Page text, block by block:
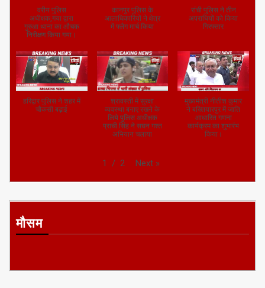
वरीय पुलिस
अधीक्षक,गया द्वारा
गुरुआ थाना का औचक
निरीक्षण किया गया।
कानपुर पुलिस के
आलाधिकारियों ने क्षेत्र
में फ्लैग मार्च किया
रांची पुलिस ने तीन
अपराधियों को किया
गिरफ्तार
हरिद्वार पुलिस ने शहर में
चौकसी बढ़ाई
श्रावस्ती में सुरक्षा
व्यवस्था बनाए रखने के
लिये पुलिस अधीक्षक
प्राची सिंह ने सघन गश्त
अभियान चलाया
मुख्यमंत्री नीतीश कुमार
ने बख्तियारपुर में जाति
आधारित गणना
कार्यक्रम का शुभारंभ
किया।
1 / 2 Next »
मौसम